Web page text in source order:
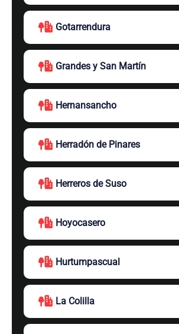
Gotarrendura
Grandes y San Martín
Hernansancho
Herradón de Pinares
Herreros de Suso
Hoyocasero
Hurtumpascual
La Colilla